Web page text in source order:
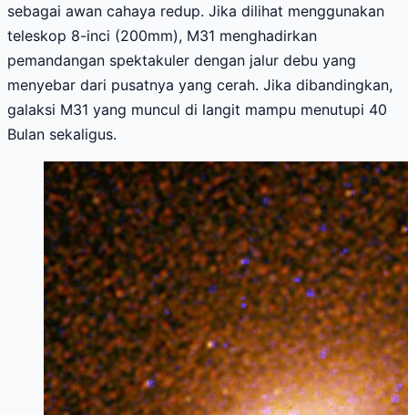
sebagai awan cahaya redup. Jika dilihat menggunakan
teleskop 8-inci (200mm), M31 menghadirkan
pemandangan spektakuler dengan jalur debu yang
menyebar dari pusatnya yang cerah. Jika dibandingkan,
galaksi M31 yang muncul di langit mampu menutupi 40
Bulan sekaligus.